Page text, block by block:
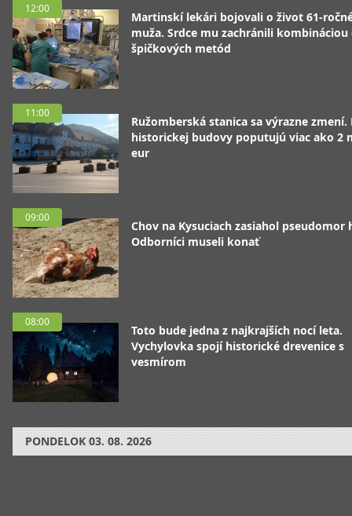
12:00
Martinskí lekári bojovali o život 61-
muža. Srdce mu zachránili kombináciou
špičkových metód
11:00
Ružomberská stanica sa výrazne zmení.
historickej budovy poputujú viac ako 2
eur
09:00
Chov na Kysuciach zasiahol pseudomor
Odborníci museli konať
08:00
Toto bude jedna z najkrajších nocí leta.
Vychylovka spojí historické drevenice s
vesmírom
PONDELOK 03. 08. 2026